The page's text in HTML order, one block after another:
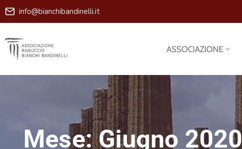
info@bianchibandinelli.it
ASSOCIAZIONE
Mese:Giugno 2020